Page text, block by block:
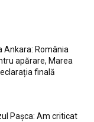
Ankara: România
apărare, Marea
finală
Pașca: Am criticat